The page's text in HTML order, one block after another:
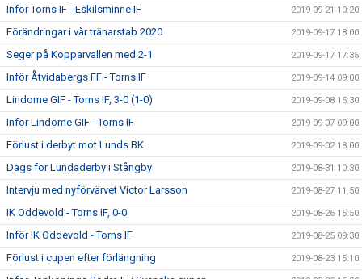
Inför Torns IF - Eskilsminne IF 2019-09-21 10:20
Förändringar i vår tränarstab 2020 2019-09-17 18:00
Seger på Kopparvallen med 2-1 2019-09-17 17:35
Inför Åtvidabergs FF - Torns IF 2019-09-14 09:00
Lindome GIF - Torns IF, 3-0 (1-0) 2019-09-08 15:30
Inför Lindome GIF - Torns IF 2019-09-07 09:00
Förlust i derbyt mot Lunds BK 2019-09-02 18:00
Dags för Lundaderby i Stångby 2019-08-31 10:30
Intervju med nyförvärvet Victor Larsson 2019-08-27 11:50
IK Oddevold - Torns IF, 0-0 2019-08-26 15:50
Inför IK Oddevold - Torns IF 2019-08-25 09:30
Förlust i cupen efter förlängning 2019-08-23 15:10